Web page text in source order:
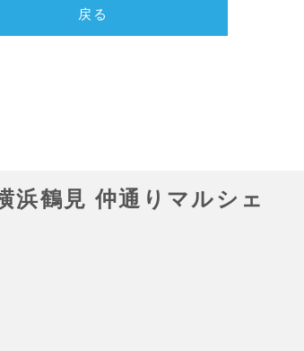
浜鶴見 仲通りマルシェ